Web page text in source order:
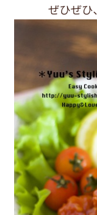
ぜひぜ